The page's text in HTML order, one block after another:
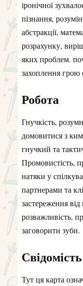
іронічної
пізнання,
абстракції,
розрахунку,
яких проблем.
захоплення грою
Робота
Гнучкість,
домовитися з
гнучкий та
Промовистість,
натяки у
партнерами та
застереження
розважливість,
заговорити зуби.
Свідомість
Тут ця карта